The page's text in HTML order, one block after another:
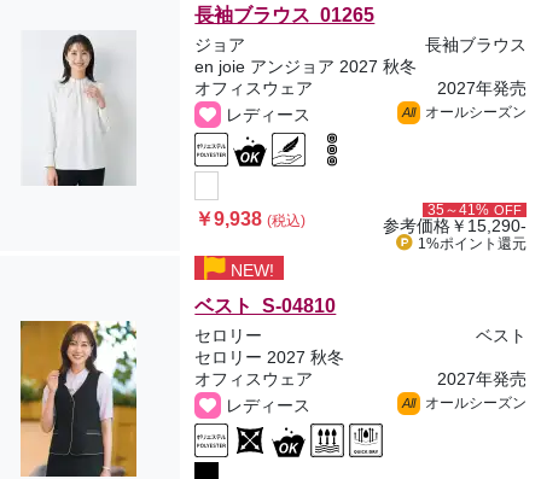
長袖ブラウス 01265
ジョア
長袖ブラウス
en joie アンジョア 2027 秋冬
オフィスウェア
2027年発売
レディース
All オールシーズン
￥9,938(税込)
35～41% OFF
参考価格￥15,290-
1%ポイント 還元
NEW!
ベスト S-04810
セロリー
ベスト
セロリー 2027 秋冬
オフィスウェア
2027年発売
レディース
All オールシーズン